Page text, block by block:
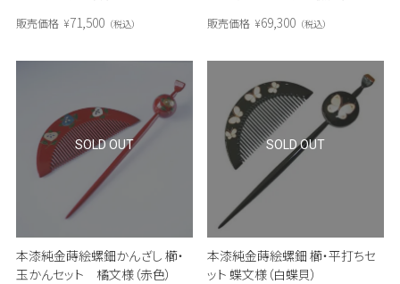
販売価格 ¥71,500 税込 販売価格 ¥69,300 税込
本漆純金蒔絵螺鈿かんざし 櫛・
玉かんセット 橘文様（赤色）
SOLD OUT
本漆純金蒔絵螺鈿 櫛・平打ちセ
ット 蝶文様（白蝶貝）
SOLD OUT